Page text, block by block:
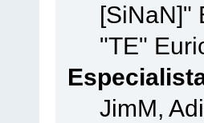
[SiNaN]"
"TE"
JimM,